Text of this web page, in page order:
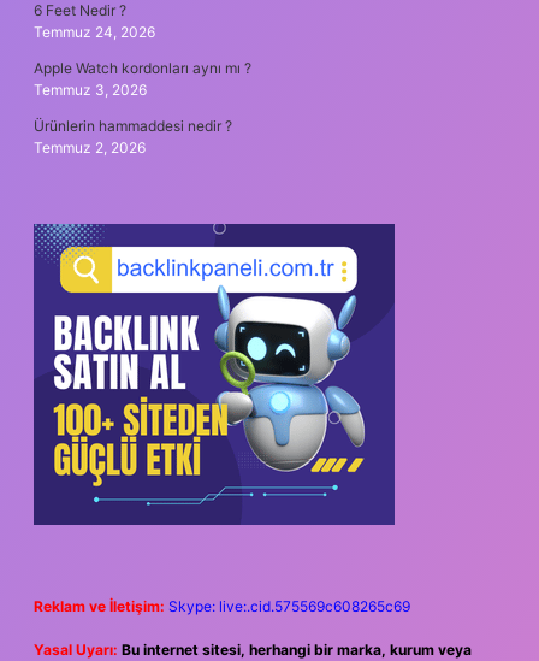
6 Feet Nedir ?
Temmuz 24, 2026
Apple Watch kordonları aynı mı ?
Temmuz 3, 2026
Ürünlerin hammaddesi nedir ?
Temmuz 2, 2026
Reklam ve İletişim: Skype: live:.cid.575569c608265c69
Yasal Uyarı: Bu internet sitesi, herhangi bir marka, kurum veya